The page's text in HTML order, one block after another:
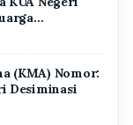
Provinsi Lampung